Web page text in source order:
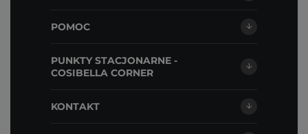
POMOC
PUNKTY STACJONARNE -
COSIBELLA CORNER
KONTAKT